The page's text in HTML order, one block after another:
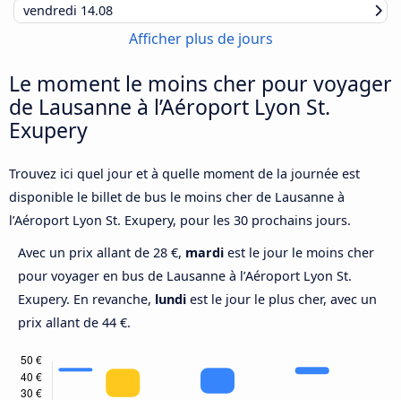
vendredi 14.08
Afficher plus de jours
Le moment le moins cher pour voyager
de Lausanne à l’Aéroport Lyon St.
Exupery
Trouvez ici quel jour et à quelle moment de la journée est
disponible le billet de bus le moins cher de Lausanne à
l’Aéroport Lyon St. Exupery, pour les 30 prochains jours.
Avec un prix allant de 28 €, mardi est le jour le moins cher
pour voyager en bus de Lausanne à l’Aéroport Lyon St.
Exupery. En revanche, lundi est le jour le plus cher, avec un
prix allant de 44 €.